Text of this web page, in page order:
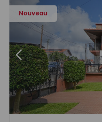
Nouveau
Précédent